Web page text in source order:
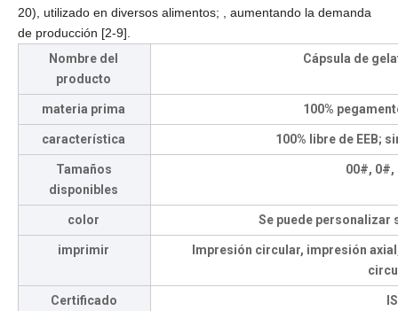
20), utilizado en diversos alimentos; , aumentando la demanda
de producción [2-9].
Nombre del
producto
Cápsula de
materia prima 100%
característica 100% libre de EEB;
Tamaños
disponibles
00#, 0#,
color Se puede personalizar
imprimir
Impresión circular, impresión
Certificado